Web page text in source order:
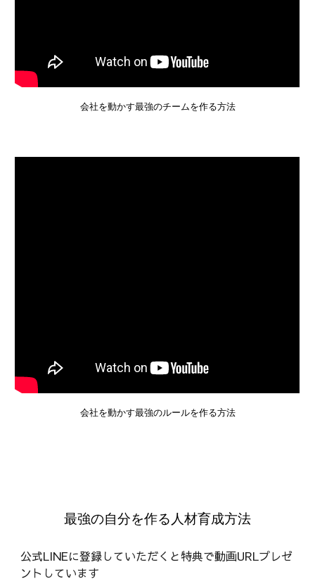
会社を動かす最強のチームを作る方法
会社を動かす最強のルールを作る方法
最強の自分を作る人材育成方法
公式LINEに登録していただくと特典で動画URLプレゼ
ントしています